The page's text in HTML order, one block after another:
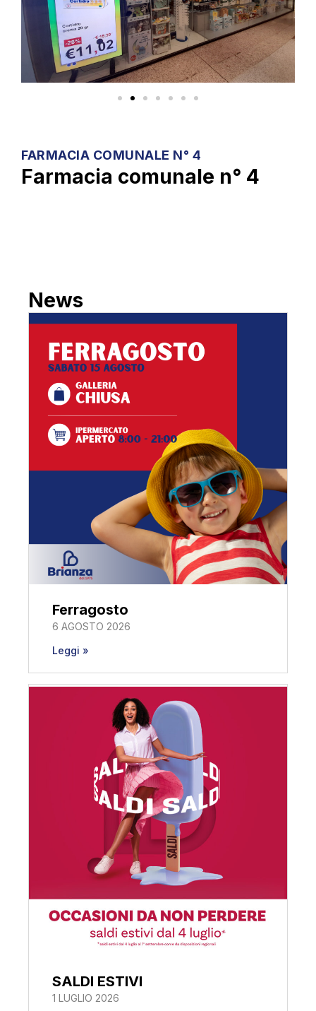
FARMACIA COMUNALE N° 4
Farmacia comunale n° 4
News
Ferragosto
6 AGOSTO 2026
Leggi »
SALDI ESTIVI
1 LUGLIO 2026